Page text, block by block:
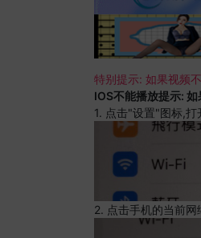
特别提示: 如果视频
IOS不能播放提示:
1. 点击"设置"图标,
2. 点击手机的当前